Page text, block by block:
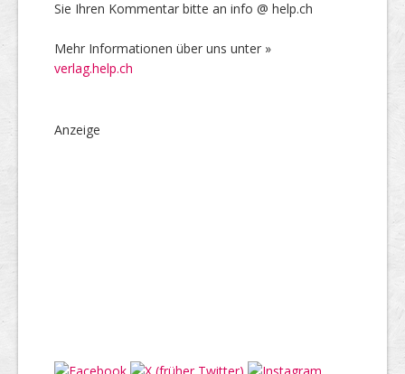
Sie Ihren Kommentar bitte an info @ help.ch
Mehr Informationen über uns unter »
verlag.help.ch
Anzeige